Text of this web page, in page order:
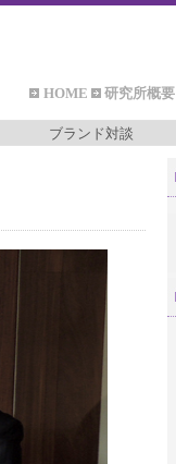
HOME 研究所概要
ブランド対談